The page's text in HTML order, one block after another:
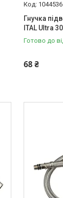
1044536
Гнучка
ITAL Ultra
Готово до
68 ₴